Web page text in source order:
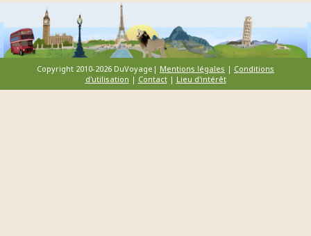
Copyright 2010-2026 DuVoyage| Mentions légales | Conditions
d'utilisation | Contact| Lieu d'intérêt